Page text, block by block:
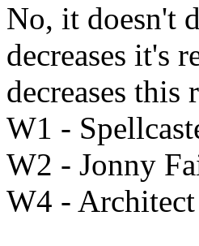
No, it doesn't
decreases it's
decreases
W1 -
W2 - Jonny
W4 - Architect